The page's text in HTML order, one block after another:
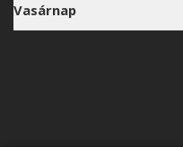
Vasárnap